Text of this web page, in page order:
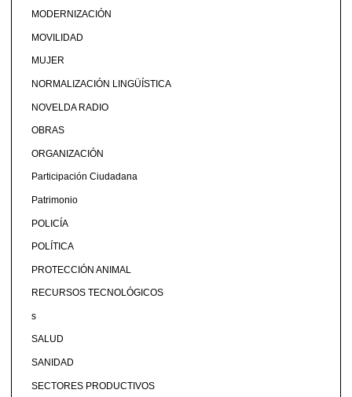
MODERNIZACIÓN
MOVILIDAD
MUJER
NORMALIZACIÓN LINGÜÍSTICA
NOVELDA RADIO
OBRAS
ORGANIZACIÓN
Participación Ciudadana
Patrimonio
POLICÍA
POLÍTICA
PROTECCIÓN ANIMAL
RECURSOS TECNOLÓGICOS
s
SALUD
SANIDAD
SECTORES PRODUCTIVOS